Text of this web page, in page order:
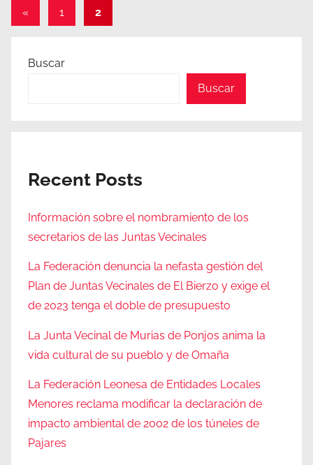
Paginación
entradas
«Entradas
1 2
Buscar
Buscar
Recent Posts
Información sobre el nombramiento de los
secretarios de las Juntas Vecinales
La Federación denuncia la nefasta gestión del
Plan de Juntas Vecinales de El Bierzo y exige el
de 2023 tenga el doble de presupuesto
La Junta Vecinal de Murias de Ponjos anima la
vida cultural de su pueblo y de Omaña
La Federación Leonesa de Entidades Locales
Menores reclama modificar la declaración de
impacto ambiental de 2002 de los túneles de
Pajares